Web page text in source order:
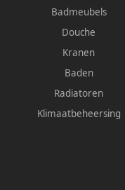
Badmeubels
Douche
Kranen
Baden
Radiatoren
Klimaatbeheersing